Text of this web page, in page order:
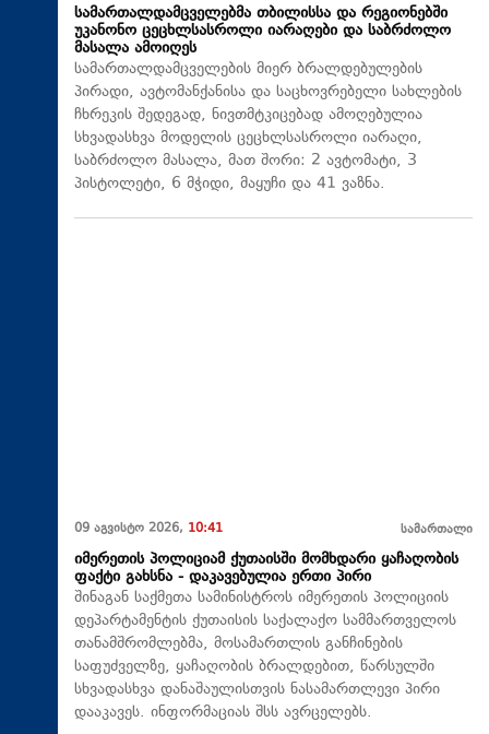
სამართალდამცველებმა თბილისსა და რეგიონებში
უკანონო ცეცხლსასროლი იარაღები და საბრძოლო
მასალა ამოიღეს
სამართალდამცველების მიერ ბრალდებულების
პირადი, ავტომანქანისა და საცხოვრებელი სახლების
ჩხრეკის შედეგად, ნივთმტკიცებად ამოღებულია
სხვადასხვა მოდელის ცეცხლსასროლი იარაღი,
საბრძოლო მასალა, მათ შორი: 2 ავტომატი, 3
პისტოლეტი, 6 მჭიდი, მაყუჩი და 41 ვაზნა.
09 აგვისტო 2026, 10:41 სამართალი
იმერეთის პოლიციამ ქუთაისში მომხდარი ყაჩაღობის
ფაქტი გახსნა - დაკავებულია ერთი პირი
შინაგან საქმეთა სამინისტროს იმერეთის პოლიციის
დეპარტამენტის ქუთაისის საქალაქო სამმართველოს
თანამშრომლებმა, მოსამართლის განჩინების
საფუძველზე, ყაჩაღობის ბრალდებით, წარსულში
სხვადასხვა დანაშაულისთვის ნასამართლევი პირი
დააკავეს. ინფორმაციას შსს ავრცელებს.